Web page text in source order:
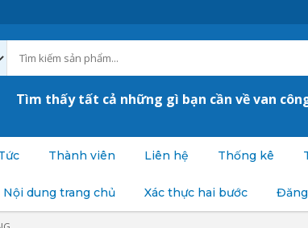
Tìm thấy tất cả những gì bạn cần về van
Thành viên Liên hệ Thống kê
Nội dung trang chủ Xác thực hai bước